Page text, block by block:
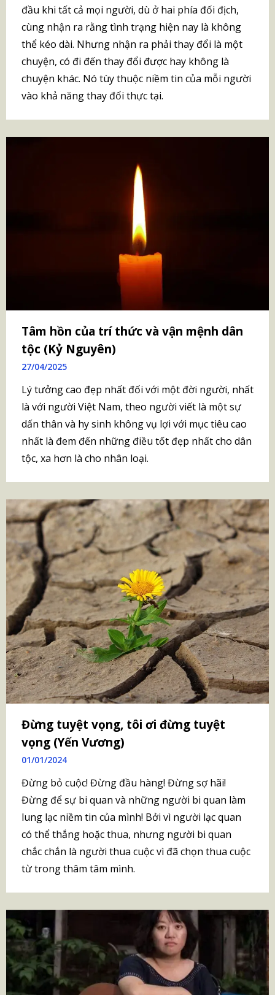
đầu khi tất cả mọi người, dù ở hai phía đối địch,
cùng nhận ra rằng tình trạng hiện nay là không
thể kéo dài. Nhưng nhận ra phải thay đổi là một
chuyện, có đi đến thay đổi được hay không là
chuyện khác. Nó tùy thuộc niềm tin của mỗi người
vào khả năng thay đổi thực tại.
Tâm hồn của trí thức và vận mệnh dân
tộc (Kỷ Nguyên)
27/04/2025
Lý tưởng cao đẹp nhất đối với một đời người, nhất
là với người Việt Nam, theo người viết là một sự
dấn thân và hy sinh không vụ lợi với mục tiêu cao
nhất là đem đến những điều tốt đẹp nhất cho dân
tộc, xa hơn là cho nhân loại.
Đừng tuyệt vọng, tôi ơi đừng tuyệt
vọng (Yến Vương)
01/01/2024
Đừng bỏ cuộc! Đừng đầu hàng! Đừng sợ hãi!
Đừng để sự bi quan và những người bi quan làm
lung lạc niềm tin của mình! Bởi vì người lạc quan
có thể thắng hoặc thua, nhưng người bi quan
chắc chắn là người thua cuộc vì đã chọn thua cuộc
từ trong thâm tâm mình.